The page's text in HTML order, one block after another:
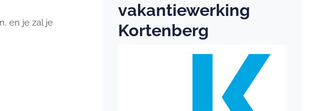
en je zal je
vakantiewerking
Kortenberg